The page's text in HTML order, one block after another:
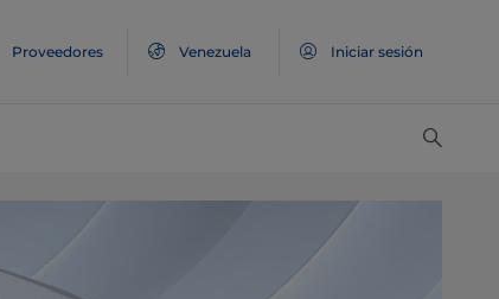
Proveedores Venezuela Iniciar sesión